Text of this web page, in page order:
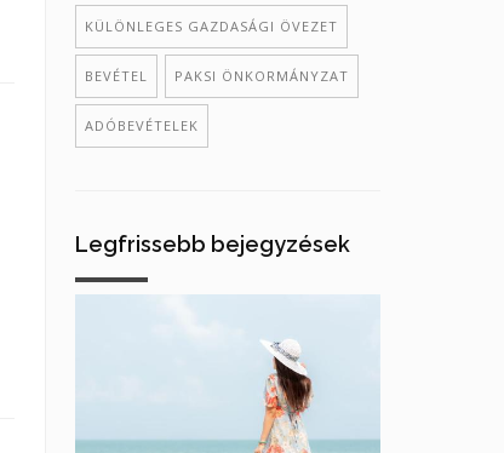
KÜLÖNLEGES GAZDASÁGI ÖVEZET
BEVÉTEL PAKSI ÖNKORMÁNYZAT
ADÓBEVÉTELEK
Legfrissebb bejegyzések